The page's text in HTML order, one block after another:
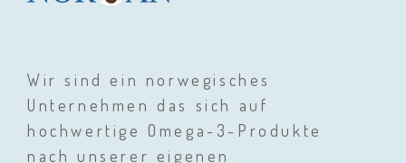
Wir sind ein norwegisches
Unternehmen das sich auf
hochwertige Omega-3-Produkte
nach unserer eigenen